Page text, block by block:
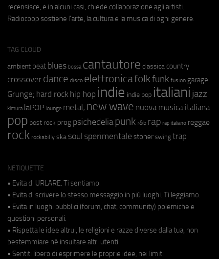
recensisce, e in alcuni casi, chiede collaborazione agli artisti.
Radiocoop sostiene l'arte, la cultura e la musica di ogni genere.
TAG CLOUD
ambient beat blues bossa cantautore classica country
crossover dance disco elettronicafolkfunk fusion garage
Grunge; hard rock hip hop indie indie pop italiani jazz
kimura laPOP lounge metal; new wave nuova musica italiana
pop post rock prog psichedeliapunk r&b rap rap italiano reggae
rock rockabilly ska soul sperimentale stoner swing trap
NETIQUETTE
• Evita di URLARE. Ti sentiamo.
• Evita di scrivere lo stesso messaggio in più luoghi. Ti leggiamo.
• Evita in luoghi pubblici (forum, chat, community) polemiche e
questioni personali.
• Rispetta le idee altrui, le religioni e razze diverse dalla tua, non
bestemmiare né insultare altri utenti.
• Sentiti libero di esprimere le proprie idee, nei limiti